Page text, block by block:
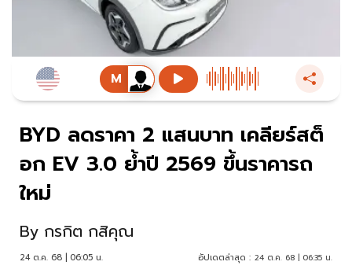
BYD ลดราคา 2 แสนบาท เคลียร์สต็
อก EV 3.0 ย้ำปี 2569 ขึ้นราคารถ
ใหม่
By กรกิต กสิคุณ
24 ต.ค. 68 | 06:05 น. อัปเดตล่าสุด : 24 ต.ค. 68 | 06:35 น.